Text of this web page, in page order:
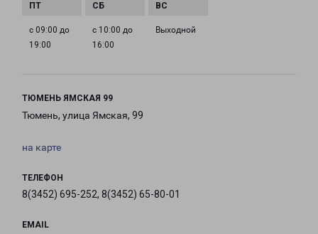
с 09:00 до
19:00
с 10:00 до
16:00
Выходной
ТЮМЕНЬ ЯМСКАЯ 99
Тюмень, улица Ямская, 99
на карте
ТЕЛЕФОН
8(3452) 695-252, 8(3452) 65-80-01
EMAIL